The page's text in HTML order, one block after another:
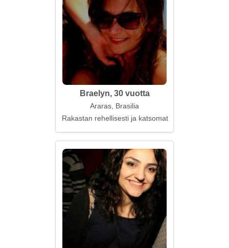
Braelyn, 30 vuotta
Araras, Brasilia
Rakastan rehellisesti ja katsomatta taaksepäin